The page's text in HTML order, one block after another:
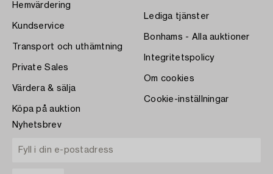
Hemvärdering
Kundservice
Transport och uthämtning
Private Sales
Värdera & sälja
Köpa på auktion
Lediga tjänster
Bonhams - Alla auktioner
Integritetspolicy
Om cookies
Cookie-inställningar
Nyhetsbrev